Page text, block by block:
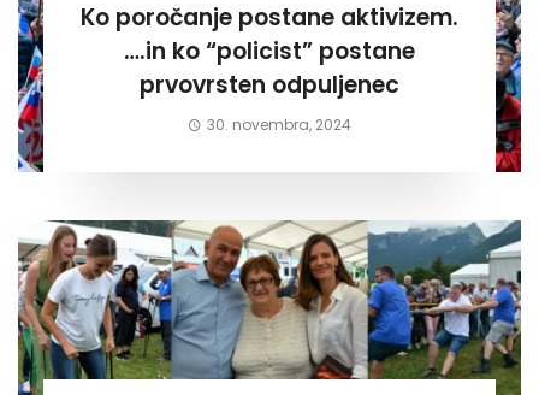
Ko poročanje postane aktivizem.
….in ko “policist” postane
prvovrsten odpuljenec
30. novembra, 2024